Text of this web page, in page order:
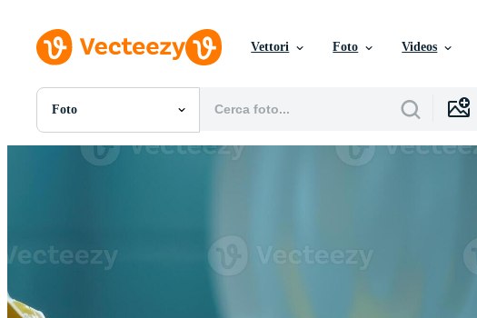
Vettori Foto Videos
Foto
Tutte Immagini
Foto
Videos